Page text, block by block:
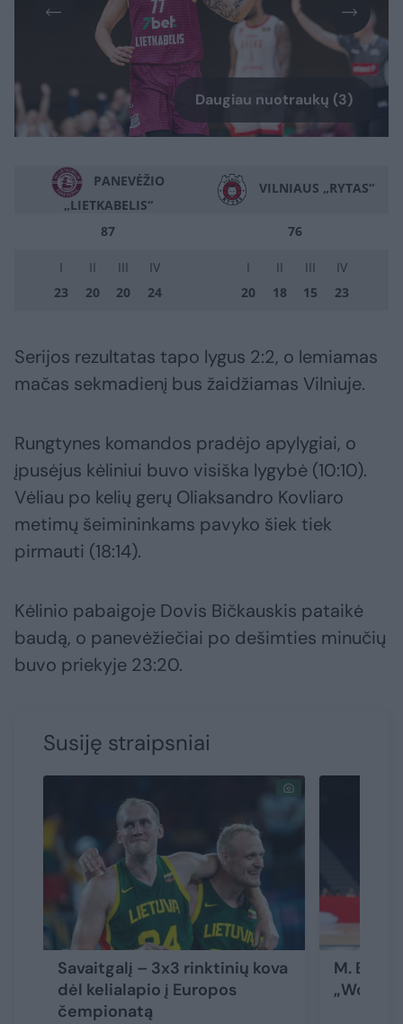
Daugiau nuotraukų (3)
PANEVĖŽIO
„LIETKABELIS“
VILNIAUS „RYTAS“
87 76
I II III
IV
23
20 20 24
I II III
IV
20
18 15 23
Serijos rezultatas tapo lygus 2:2, o lemiamas
mačas sekmadienį bus žaidžiamas Vilniuje.
Rungtynes komandos pradėjo apylygiai, o
įpusėjus kėliniui buvo visiška lygybė (10:10).
Vėliau po kelių gerų Oliaksandro Kovliaro
metimų šeimininkams pavyko šiek tiek
pirmauti (18:14).
Kėlinio pabaigoje Dovis Bičkauskis pataikė
baudą, o panevėžiečiai po dešimties minučių
buvo priekyje 23:20.
Susiję straipsniai
Savaitgalį – 3x3 rinktinių kova
dėl kelialapio į Europos
čempionatą
M.